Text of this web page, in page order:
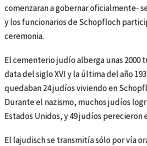
comenzaran a gobernar oficialmente-
y los funcionarios de Schopfloch
ceremonia.
El cementerio judío alberga unas 2000
data del siglo XVI y la última del año
quedaban 24 judíos viviendo en
Durante el nazismo, muchos judíos
Estados Unidos, y 49 judíos perecieron
El lajudisch se transmitía sólo por vía